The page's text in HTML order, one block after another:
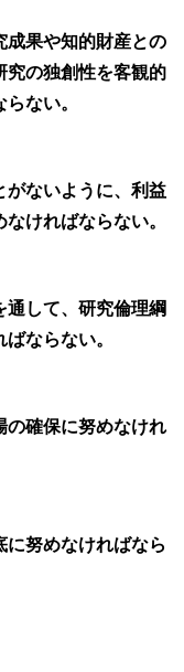
果や知的財産との
究の独創性を客観的
ない。
ないように、利益
ければならない。
して、研究倫理綱
ならない。
確保に努めなけれ
努めなければなら